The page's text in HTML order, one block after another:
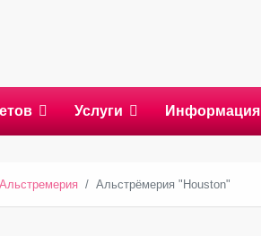
Услуги Информация
Альстремерия Альстрёмерия "Houston"